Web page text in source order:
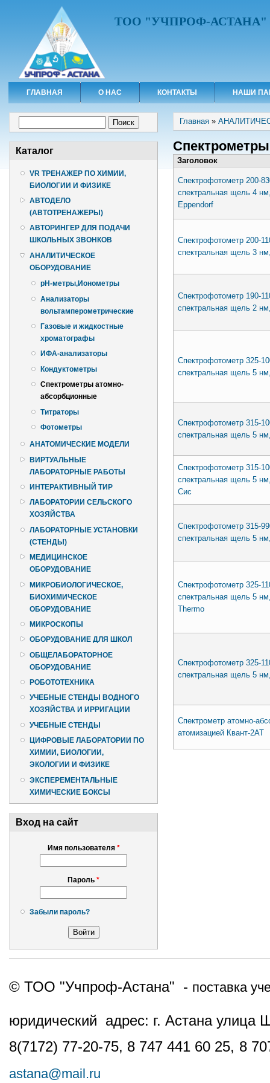
ТОО "УЧПРОФ-АСТАНА"
ГЛАВНАЯ О НАС КОНТАКТЫ НАШИ
Каталог
VR ТРЕНАЖЕР ПО ХИМИИ,
БИОЛОГИИ И ФИЗИКЕ
АВТОДЕЛО
(АВТОТРЕНАЖЕРЫ)
АВТОРИНГЕР ДЛЯ ПОДАЧИ
ШКОЛЬНЫХ ЗВОНКОВ
АНАЛИТИЧЕСКОЕ
ОБОРУДОВАНИЕ
pH-метры,Ионометры
Анализаторы
вольтамперометрические
Газовые и жидкостные
хроматографы
ИФА-анализаторы
Кондуктометры
Спектрометры атомно-
абсорбционные
Титраторы
Фотометры
АНАТОМИЧЕСКИЕ МОДЕЛИ
ВИРТУАЛЬНЫЕ
ЛАБОРАТОРНЫЕ РАБОТЫ
ИНТЕРАКТИВНЫЙ ТИР
ЛАБОРАТОРИИ СЕЛЬСКОГО
ХОЗЯЙСТВА
ЛАБОРАТОРНЫЕ УСТАНОВКИ
(СТЕНДЫ)
МЕДИЦИНСКОЕ
ОБОРУДОВАНИЕ
МИКРОБИОЛОГИЧЕСКОЕ,
БИОХИМИЧЕСКОЕ
ОБОРУДОВАНИЕ
МИКРОСКОПЫ
ОБОРУДОВАНИЕ ДЛЯ ШКОЛ
ОБЩЕЛАБОРАТОРНОЕ
ОБОРУДОВАНИЕ
РОБОТОТЕХНИКА
УЧЕБНЫЕ СТЕНДЫ ВОДНОГО
ХОЗЯЙСТВА И ИРРИГАЦИИ
УЧЕБНЫЕ СТЕНДЫ
ЦИФРОВЫЕ ЛАБОРАТОРИИ ПО
ХИМИИ, БИОЛОГИИ,
ЭКОЛОГИИ И ФИЗИКЕ
ЭКСПЕРЕМЕНТАЛЬНЫЕ
ХИМИЧЕСКИЕ БОКСЫ
Вход на сайт
Имя пользователя *
Пароль *
Забыли пароль?
Вы здесь
Главная »
Заголовок
Спектрофотометр 200-
спектральная щель 4
Eppendorf
Спектрофотометр 200-
спектральная щель 3
Спектрофотометр 190-
спектральная щель 2
Спектрофотометр 325-
спектральная щель 5
Спектрофотометр 315-
спектральная щель 5
Спектрофотометр 315-
спектральная щель 5
Сис
Спектрофотометр 315-
спектральная щель 5
Спектрофотометр 325-
спектральная щель 5
Thermo
Спектрофотометр 325-
спектральная щель 5
Спектрометр атомно-
атомизацией Квант-2АТ
© ТОО "Учпроф-Астана" - поставка
юридический адрес: г. Астана
8(7172) 77-20-75, 8 747 441 60 25, 8
astana@mail.ru